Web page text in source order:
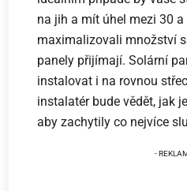
na jih a mít úhel mezi 30
maximalizovali množství
panely přijímají. Solární
instalovat i na rovnou
instalatér bude vědět, jak
aby zachytily co nejvíce